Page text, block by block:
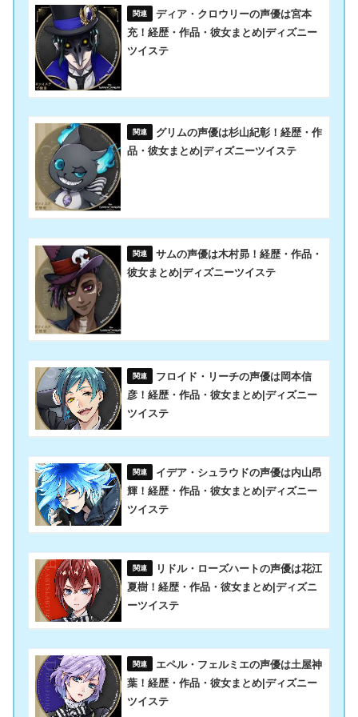
ディア・クロウリーの声優は宮本
充！経歴・作品・彼女まとめ|ディズニー
ツイステ
グリムの声優は杉山紀彰！経歴・作
品・彼女まとめ|ディズニーツイステ
サムの声優は木村昴！経歴・作品・
彼女まとめ|ディズニーツイステ
フロイド・リーチの声優は岡本信
彦！経歴・作品・彼女まとめ|ディズニー
ツイステ
イデア・シュラウドの声優は内山昂
輝！経歴・作品・彼女まとめ|ディズニー
ツイステ
リドル・ローズハートの声優は花江
夏樹！経歴・作品・彼女まとめ|ディズニ
ーツイステ
エペル・フェルミエの声優は土屋神
葉！経歴・作品・彼女まとめ|ディズニー
ツイステ